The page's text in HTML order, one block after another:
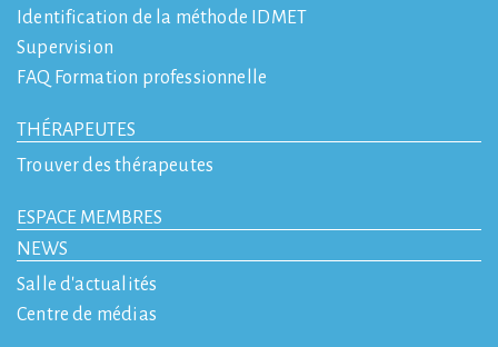
Identification de la méthode IDMET
Supervision
FAQ Formation professionnelle
THÉRAPEUTES
Trouver des thérapeutes
ESPACE MEMBRES
NEWS
Salle d'actualités
Centre de médias